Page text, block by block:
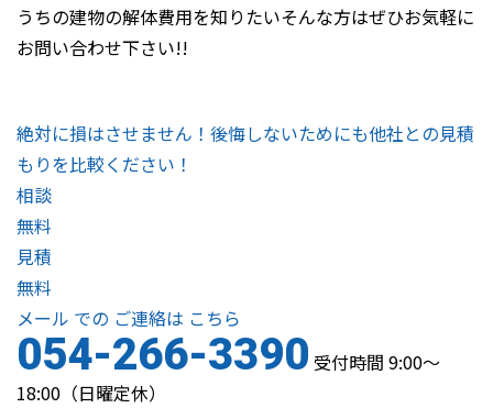
うちの建物の解体費用を知りたいそんな方はぜひお気軽に
お問い合わせ下さい!!
絶対に損はさせません！後悔しないためにも他社との見積
もりを比較ください！
相談
無料
見積
無料
メール での ご連絡は こちら
054-266-3390 受付時間 9:00～
18:00（日曜定休）